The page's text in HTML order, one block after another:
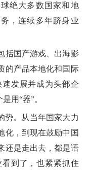
绝大多数国家和地
，连续多年跻身业
国产游戏、出海影
的产品本地化和国际
发展并成为头部企
用“器”。
。从当年国家大力
化，到现在鼓励中国
还是走出去，都是语
到了，也紧紧抓住